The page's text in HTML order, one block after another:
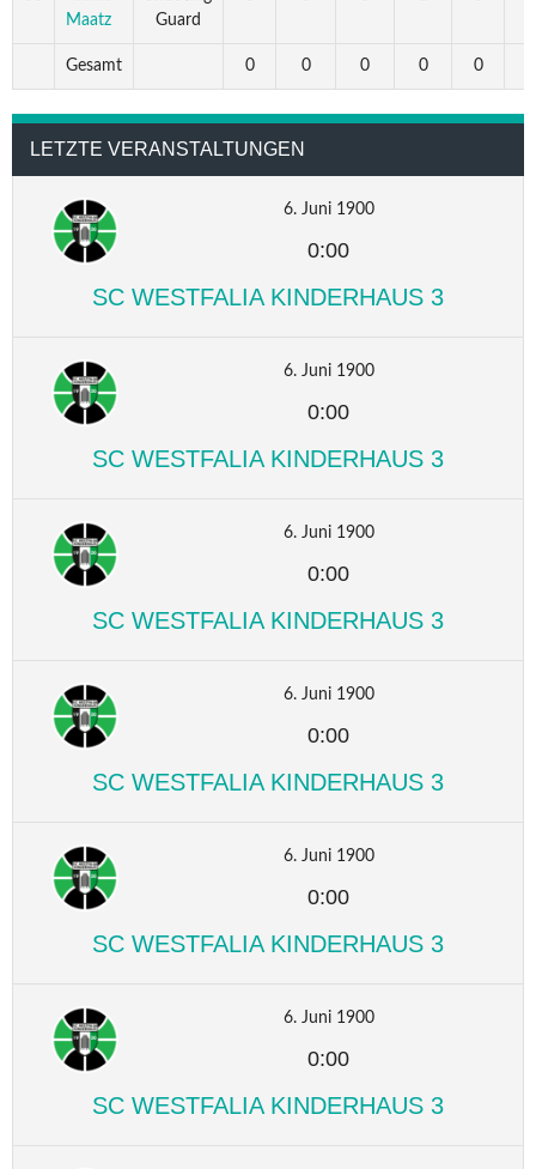
Maatz
Guard
Gesamt 0 0 0 0 0
LETZTE VERANSTALTUNGEN
6. Juni 1900
0:00
SC WESTFALIA KINDERHAUS 3
6. Juni 1900
0:00
SC WESTFALIA KINDERHAUS 3
6. Juni 1900
0:00
SC WESTFALIA KINDERHAUS 3
6. Juni 1900
0:00
SC WESTFALIA KINDERHAUS 3
6. Juni 1900
0:00
SC WESTFALIA KINDERHAUS 3
6. Juni 1900
0:00
SC WESTFALIA KINDERHAUS 3